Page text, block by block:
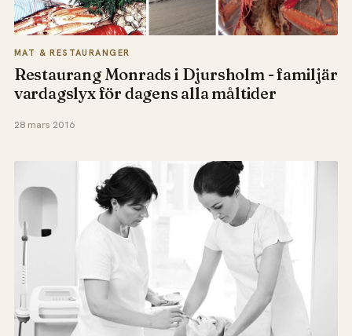
MAT & RESTAURANGER
Restaurang Monrads i Djursholm - familjär
vardagslyx för dagens alla måltider
28 mars 2016